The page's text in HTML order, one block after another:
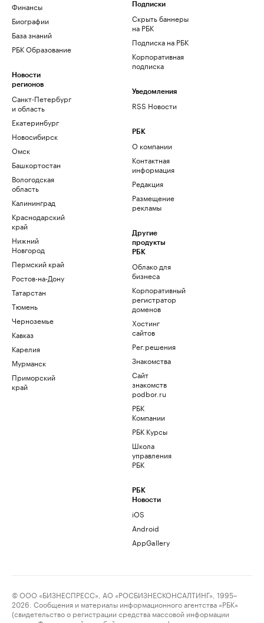
Финансы
Биографии
База знаний
РБК Образование
Новости
регионов
Санкт-Петербург
и область
Екатеринбург
Новосибирск
Омск
Башкортостан
Вологодская
область
Калининград
Краснодарский
край
Нижний
Новгород
Пермский край
Ростов-на-Дону
Татарстан
Тюмень
Черноземье
Кавказ
Карелия
Мурманск
Приморский
край
Подписки
Скрыть баннеры
на РБК
Подписка на РБК
Корпоративная
подписка
Уведомления
RSS Новости
РБК
О компании
Контактная
информация
Редакция
Размещение
рекламы
Другие
продукты
РБК
Облако для
бизнеса
Корпоративный
регистратор
доменов
Хостинг
сайтов
Рег.решения
Знакомства
Сайт
знакомств
podbor.ru
РБК
Компании
РБК Курсы
Школа
управления
РБК
РБК
Новости
iOS
Android
AppGallery
© ООО «БИЗНЕСПРЕСС», АО «РОСБИЗНЕСКОНСАЛТИНГ», 1995–
2026. Сообщения и материалы информационного агентства «РБК»
(свидетельство о регистрации средства массовой информации